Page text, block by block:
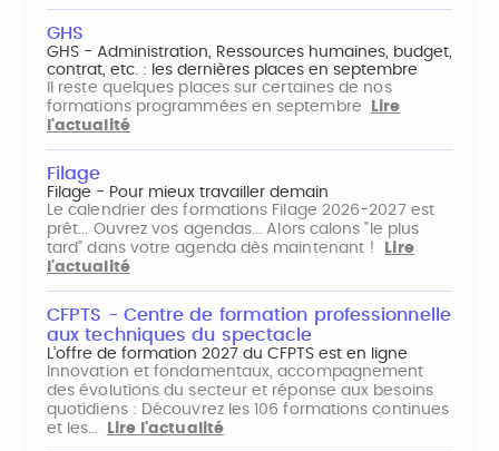
GHS
GHS - Administration, Ressources humaines, budget,
contrat, etc. : les dernières places en septembre
Il reste quelques places sur certaines de nos
formations programmées en septembre
Lire
l'actualité
Filage
Filage - Pour mieux travailler demain
Le calendrier des formations Filage 2026-2027 est
prêt... Ouvrez vos agendas... Alors calons "le plus
tard" dans votre agenda dès maintenant !
Lire
l'actualité
CFPTS - Centre de formation professionnelle
aux techniques du spectacle
L’offre de formation 2027 du CFPTS est en ligne
Innovation et fondamentaux, accompagnement
des évolutions du secteur et réponse aux besoins
quotidiens : Découvrez les 106 formations continues
et les…
Lire l'actualité